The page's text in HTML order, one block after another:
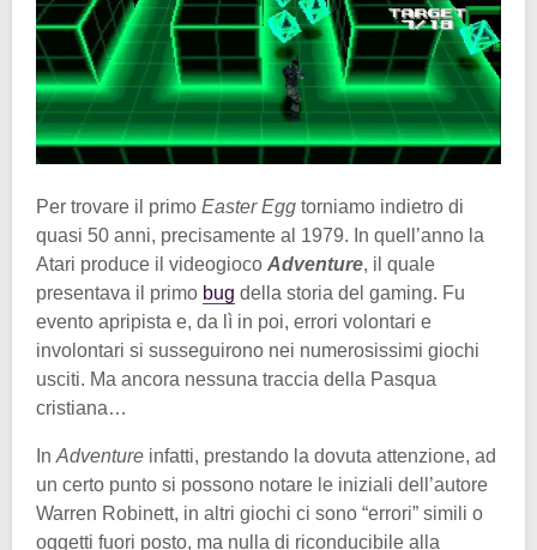
Per trovare il primo Easter Egg torniamo indietro di
quasi 50 anni, precisamente al 1979. In quell’anno la
Atari produce il videogioco Adventure, il quale
presentava il primo bug della storia del gaming. Fu
evento apripista e, da lì in poi, errori volontari e
involontari si susseguirono nei numerosissimi giochi
usciti. Ma ancora nessuna traccia della Pasqua
cristiana…
In Adventure infatti, prestando la dovuta attenzione, ad
un certo punto si possono notare le iniziali dell’autore
Warren Robinett, in altri giochi ci sono “errori” simili o
oggetti fuori posto, ma nulla di riconducibile alla